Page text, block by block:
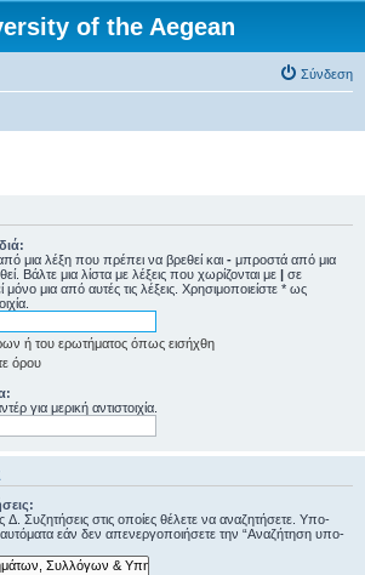
of the Aegean
Σύνδεση
μια λέξη που πρέπει να βρεθεί και - μπροστά από μια
Βάλτε μια λίστα με λέξεις που χωρίζονται με | σε
μια από αυτές τις λέξεις. Χρησιμοποιείστε * ως
ή του ερωτήματος όπως εισήχθη
όρου
για μερική αντιστοιχία.
Δ. Συζητήσεις στις οποίες θέλετε να αναζητήσετε. Υπο-
εάν δεν απενεργοποιήσετε την “Αναζήτηση υπο-